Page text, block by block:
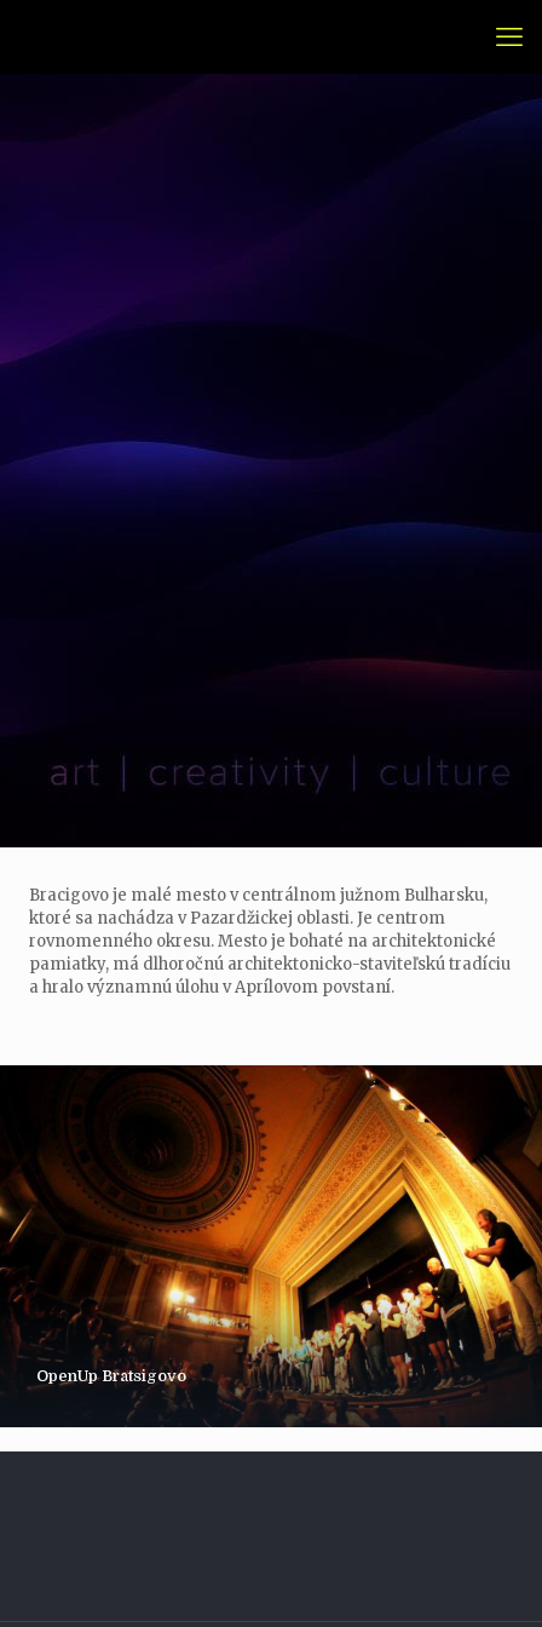
Bracigovo je malé mesto v centrálnom južnom Bulharsku,
ktoré sa nachádza v Pazardžickej oblasti. Je centrom
rovnomenného okresu. Mesto je bohaté na architektonické
pamiatky, má dlhoročnú architektonicko-staviteľskú tradíciu
a hralo významnú úlohu v Aprílovom povstaní.
OpenUp Bratsigovo